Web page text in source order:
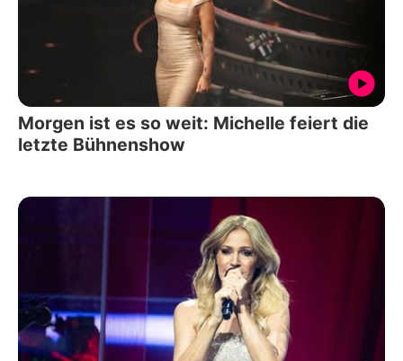
Morgen ist es so weit: Michelle feiert die
letzte Bühnenshow